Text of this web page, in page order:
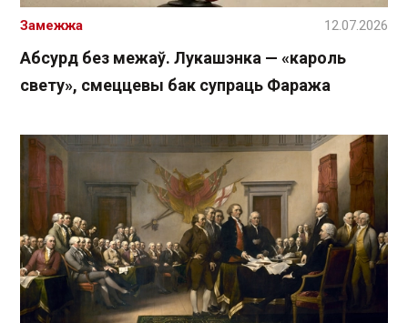
Абсурд без межаў. Лукашэнка — «кароль
свету», смеццевы бак супраць Фаража
Замежжа 12.07.2026